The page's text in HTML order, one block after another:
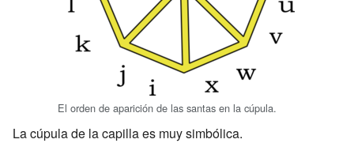
El orden de aparición de las santas en la cúpula.
La cúpula de la capilla es muy simbólica.